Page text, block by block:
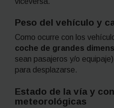
Peso del vehículo y
Como ocurre con los
coche de grandes
sean pasajeros y/o equipaje)
para desplazarse.
Estado de la vía y
meteorológicas